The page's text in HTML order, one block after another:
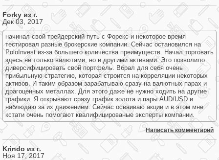
Forky из г.
Дек 03, 2017
начинал свой трейдерский путь с Форекс и некоторое время
тестировал разные брокерские компании. Сейчас остановился на
PoloInvest из-за большего количества преимуществ. Начал торговать
здесь не только валютами, но и другими активами. Это позволило
диверсифицировать свой портфель. Вбрал для себя очень
прибыльную стратегию, которая строится на корреляции некоторых
активов. И таким образом зарабатываю сразу на валютных парах и
драгоценных металлах. Для этого даже не нужно ходить на другие
графики. Я открывают сразу график золота и пары AUD/USD и
наблюдаю за их движением. Сейчас осваиваю акции и в этом мне
кстати очень помогают квалифицированые эксперты компании.
Написать комментарий
Krindo из г.
Ноя 17, 2017